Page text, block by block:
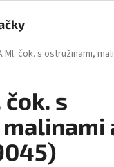
Ml. čok. s ostružinami,
čok. s